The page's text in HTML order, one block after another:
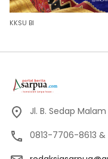
KKSU BI
Jl. B. Sedap
0813-7706-8613 &